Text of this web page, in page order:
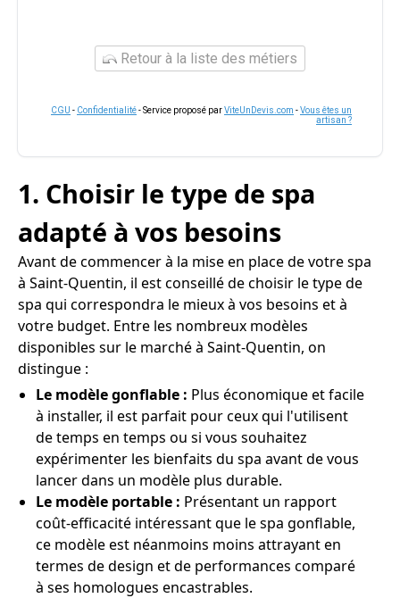
Retour à la liste des métiers
CGU - Confidentialité- Service proposé parViteUnDevis.com -Vous êtes un
artisan ?
1. Choisir le type de spa
adapté à vos besoins
Avant de commencer à la mise en place de votre spa
à Saint-Quentin, il est conseillé de choisir le type de
spa qui correspondra le mieux à vos besoins et à
votre budget. Entre les nombreux modèles
disponibles sur le marché à Saint-Quentin, on
distingue :
Le modèle gonflable : Plus économique et facile
à installer, il est parfait pour ceux qui l'utilisent
de temps en temps ou si vous souhaitez
expérimenter les bienfaits du spa avant de vous
lancer dans un modèle plus durable.
Le modèle portable : Présentant un rapport
coût-efficacité intéressant que le spa gonflable,
ce modèle est néanmoins moins attrayant en
termes de design et de performances comparé
à ses homologues encastrables.